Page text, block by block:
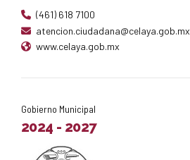
(461) 618 7100
atencion.ciudadana@celaya.gob.mx
www.celaya.gob.mx
Gobierno Municipal
2024 - 2027